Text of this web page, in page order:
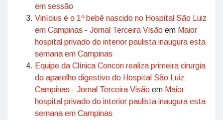
em sessão
Vinícius é o 1º bebê nascido no Hospital São Luiz
em Campinas - Jornal Terceira Visão em Maior
hospital privado do interior paulista inaugura esta
semana em Campinas
Equipe da Clínica Concon realiza primeira cirurgia
do aparelho digestivo do Hospital São Luiz
Campinas - Jornal Terceira Visão em Maior
hospital privado do interior paulista inaugura esta
semana em Campinas